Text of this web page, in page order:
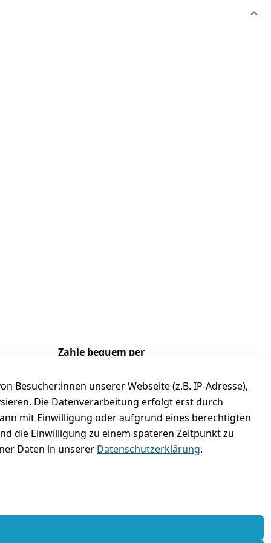
Besucher:innen unserer Webseite (z.B. IP-Adresse),
Die Datenverarbeitung erfolgt erst durch
mit Einwilligung oder aufgrund eines berechtigten
die Einwilligung zu einem späteren Zeitpunkt zu
Daten in unserer Datenschutzerklärung.
Zahle bequem per